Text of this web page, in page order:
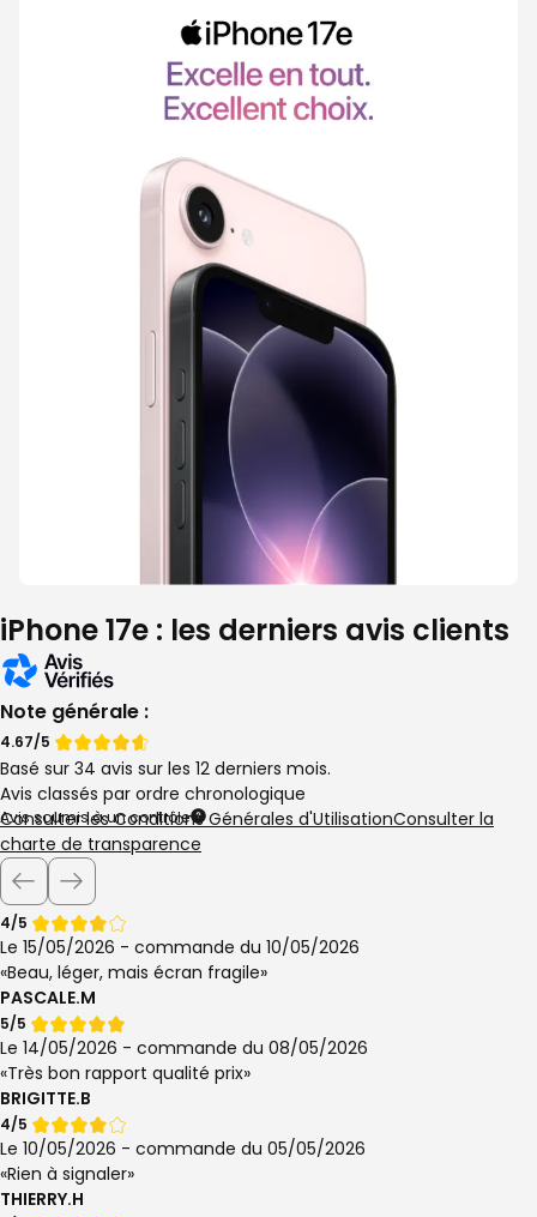
iPhone 17e : les derniers avis clients
Note générale :
Note
de
Note
de
4.67/5
Basé sur 34 avis sur les 12 derniers mois.
Avis classés par ordre chronologique
Avis soumis à un contrôle
Consulter les Conditions Générales d'UtilisationConsulter la
charte de transparence
Note
de
4/5
Le 15/05/2026 - commande du 10/05/2026
Beau, léger, mais écran fragile
PASCALE.M
Note
de
5/5
Le 14/05/2026 - commande du 08/05/2026
Très bon rapport qualité prix
BRIGITTE.B
Note
de
4/5
Le 10/05/2026 - commande du 05/05/2026
Rien à signaler
THIERRY.H